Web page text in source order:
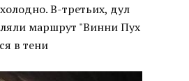
В-третьих, дул
маршрут "Винни Пух
в тени